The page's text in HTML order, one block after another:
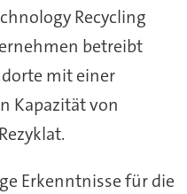
Recycling
betreibt
mit einer
Kapazität von
Erkenntnisse für die